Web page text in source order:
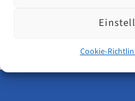
Cookie-